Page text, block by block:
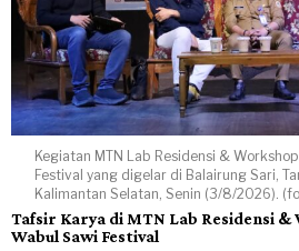
Kegiatan MTN Lab Residensi &
Festival yang digelar di Balairung Sari,
Kalimantan Selatan, Senin (3/8/2026).
Tafsir Karya di MTN Lab Residensi
Wabul Sawi Festival